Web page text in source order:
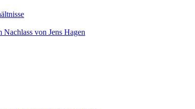
von Jens Hagen